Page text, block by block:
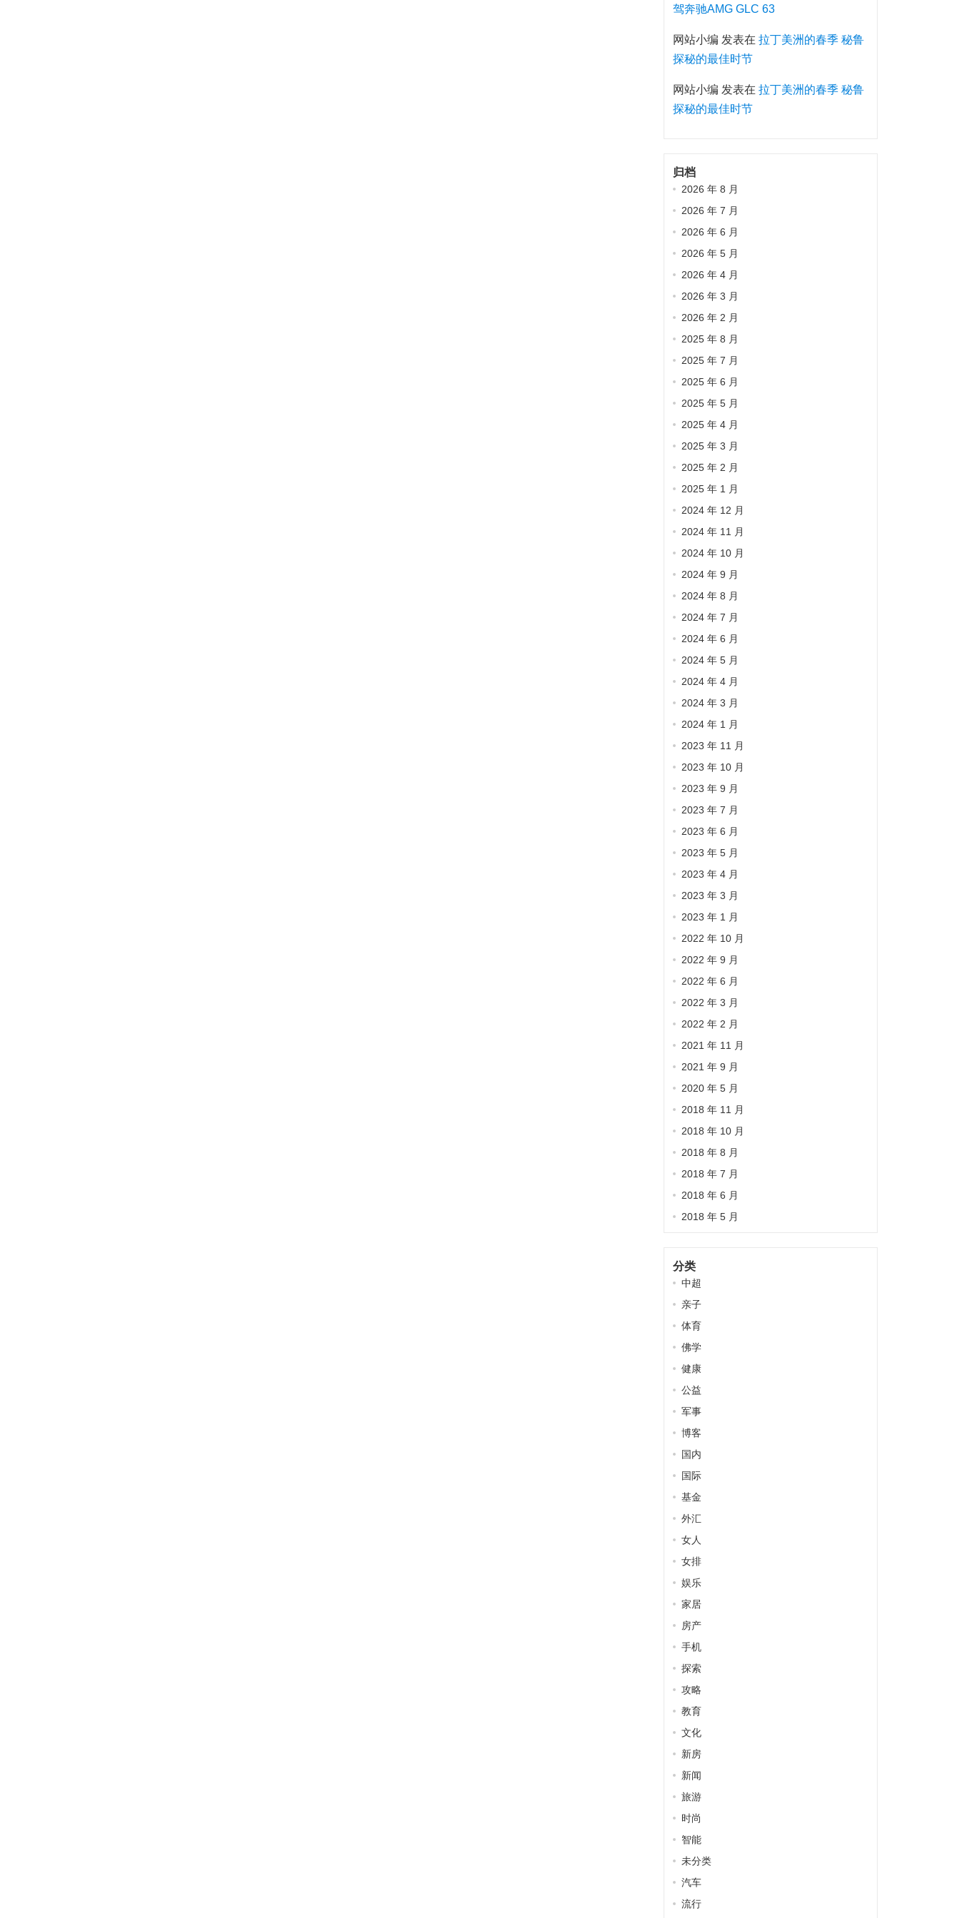
驾奔驰AMG GLC 63
网站小编 发表在 拉丁美洲的春季 秘鲁
探秘的最佳时节
网站小编 发表在 拉丁美洲的春季 秘鲁
探秘的最佳时节
归档
2026 年 8 月
2026 年 7 月
2026 年 6 月
2026 年 5 月
2026 年 4 月
2026 年 3 月
2026 年 2 月
2025 年 8 月
2025 年 7 月
2025 年 6 月
2025 年 5 月
2025 年 4 月
2025 年 3 月
2025 年 2 月
2025 年 1 月
2024 年 12 月
2024 年 11 月
2024 年 10 月
2024 年 9 月
2024 年 8 月
2024 年 7 月
2024 年 6 月
2024 年 5 月
2024 年 4 月
2024 年 3 月
2024 年 1 月
2023 年 11 月
2023 年 10 月
2023 年 9 月
2023 年 7 月
2023 年 6 月
2023 年 5 月
2023 年 4 月
2023 年 3 月
2023 年 1 月
2022 年 10 月
2022 年 9 月
2022 年 6 月
2022 年 3 月
2022 年 2 月
2021 年 11 月
2021 年 9 月
2020 年 5 月
2018 年 11 月
2018 年 10 月
2018 年 8 月
2018 年 7 月
2018 年 6 月
2018 年 5 月
分类
中超
亲子
体育
佛学
健康
公益
军事
博客
国内
国际
基金
外汇
女人
女排
娱乐
家居
房产
手机
探索
攻略
教育
文化
新房
新闻
旅游
时尚
智能
未分类
汽车
流行